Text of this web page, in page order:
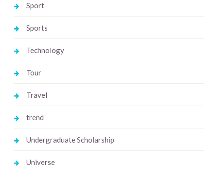
Sport
Sports
Technology
Tour
Travel
trend
Undergraduate Scholarship
Universe